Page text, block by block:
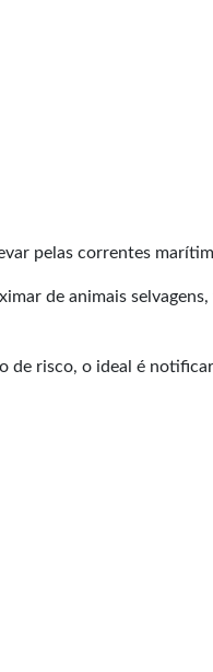
pelas correntes
de animais
de risco, o ideal é